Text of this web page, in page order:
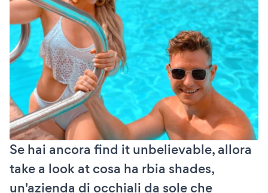
Se hai ancora find it unbelievable, allora
take a look at cosa ha rbia shades,
un'azienda di occhiali da sole che